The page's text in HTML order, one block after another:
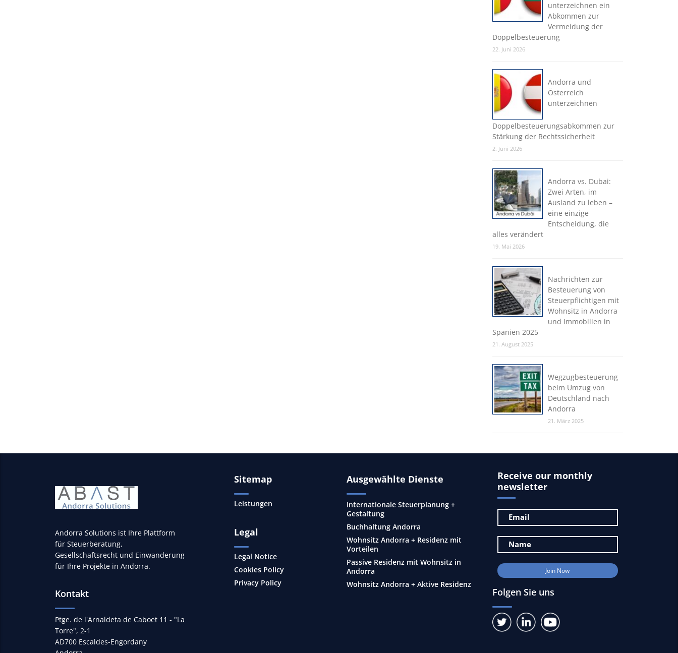
unterzeichnen ein
Abkommen zur
Vermeidung der
Doppelbesteuerung
22. Juni 2026
Andorra und
Österreich
unterzeichnen
Doppelbesteuerungsabkommen zur
Stärkung der Rechtssicherheit
2. Juni 2026
Andorra vs. Dubai:
Zwei Arten, im
Ausland zu leben –
eine einzige
Entscheidung, die
alles verändert
19. Mai 2026
Nachrichten zur
Besteuerung von
Steuerpflichtigen mit
Wohnsitz in Andorra
und Immobilien in
Spanien 2025
21. August 2025
Wegzugbesteuerung
beim Umzug von
Deutschland nach
Andorra
21. März 2025
Andorra Solutions ist Ihre Plattform
für Steuerberatung,
Gesellschaftsrecht und Einwanderung
für Ihre Projekte in Andorra.
Kontakt
Ptge. de l'Arnaldeta de Caboet 11 - "La
Torre", 2-1
AD700 Escaldes-Engordany
Sitemap
Leistungen
Legal
Legal Notice
Cookies Policy
Privacy Policy
Ausgewählte Dienste
Internationale Steuerplanung +
Gestaltung
Buchhaltung Andorra
Wohnsitz Andorra + Residenz mit
Vorteilen
Passive Residenz mit Wohnsitz in
Andorra
Wohnsitz Andorra + Aktive Residenz
Receive our monthly
newsletter
Folgen Sie uns